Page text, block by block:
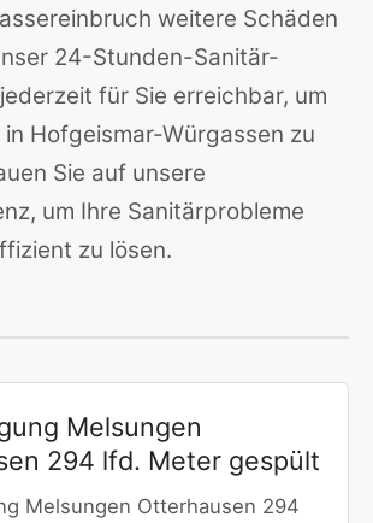
weitere Schäden
24-Stunden-Sanitär-
für Sie erreichbar, um
Hofgeismar-Würgassen zu
Sie auf unsere
um Ihre Sanitärprobleme
zu lösen.
Melsungen
294 lfd. Meter gespült
Melsungen Otterhausen 294